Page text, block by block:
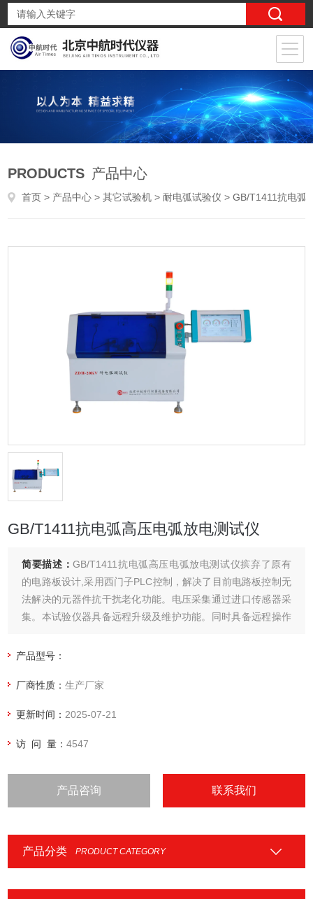
PRODUCTS 产品中心
首页 > 产品中心 >其它试验机 > 耐电弧试验仪 > GB/T1411抗电弧高压电弧放电测试仪
GB/T1411抗电弧高压电弧放电测试仪
简要描述：GB/T1411抗电弧高压电弧放电测试仪摈弃了原有
的电路板设计,采用西门子PLC控制，解决了目前电路板控制无
法解决的元器件抗干扰老化功能。电压采集通过进口传感器采
集。本试验仪器具备远程升级及维护功能。同时具备远程操作
产品型号：
厂商性质：生产厂家
更新时间： 2025-07-21
访 问 量：4547
产品咨询 联系我们
产品分类 PRODUCT CATEGORY